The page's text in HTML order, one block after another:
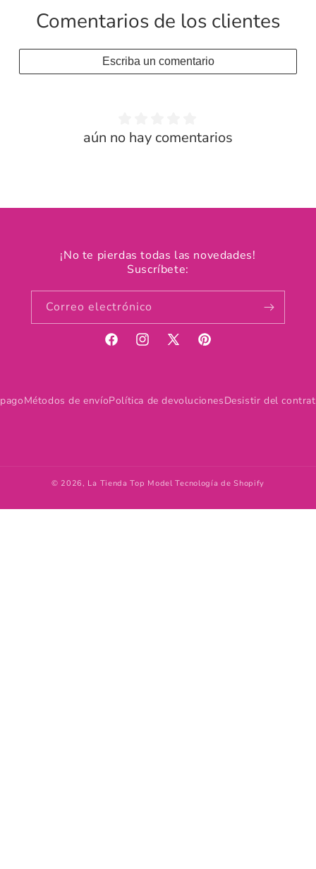
Comentarios de los clientes
Escriba un comentario
aún no hay comentarios
Métodos de envíoPolítica de devolucionesDesistir del
¡No te pierdas todas las novedades!
Suscríbete:
Correo electrónico
FacebookInstagram
X
Pinterest
© 2026, La Tienda Top Model Tecnología de Shopify